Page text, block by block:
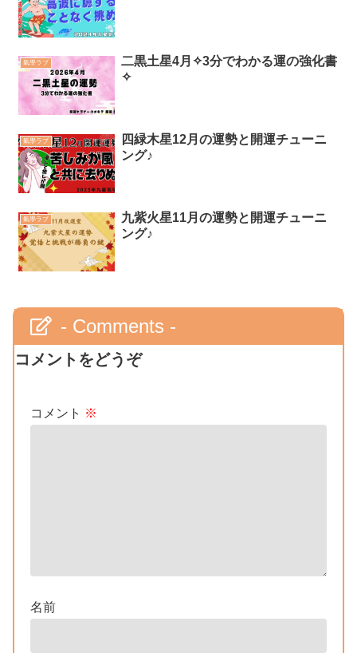
氣學ラブ
二黒土星4月✧3分でわかる運の強化書
✧
氣學ラブ
四緑木星12月の運勢と開運チューニ
ング♪
氣學ラブ
九紫火星11月の運勢と開運チューニ
ング♪
- Comments -
コメントをどうぞ
コメント ※
名前